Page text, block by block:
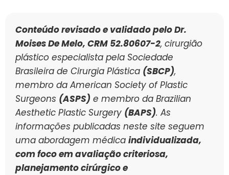
Conteúdo revisado e validado pelo Dr.
Moises De Melo, CRM 52.80607-2, cirurgião
plástico especialista pela Sociedade
Brasileira de Cirurgia Plástica (SBCP),
membro da American Society of Plastic
Surgeons (ASPS) e membro da Brazilian
Aesthetic Plastic Surgery (BAPS). As
informações publicadas neste site seguem
uma abordagem médica individualizada,
com foco em avaliação criteriosa,
planejamento cirúrgico e